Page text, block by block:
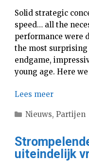
Solid strategic
speed… all the
performance were
the most surprising
endgame,
young age. Here
Lees meer
Categorieën
Nieuws, Partijen
uiteindelijk